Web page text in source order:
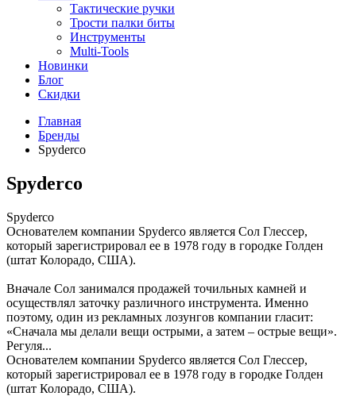
Тактические ручки
Трости палки биты
Инструменты
Multi-Tools
Новинки
Блог
Скидки
Главная
Бренды
Spyderco
Spyderco
Spyderco
Основателем компании Spyderco является Сол Глессер,
который зарегистрировал ее в 1978 году в городке Голден
(штат Колорадо, США).
Вначале Сол занимался продажей точильных камней и
осуществлял заточку различного инструмента. Именно
поэтому, один из рекламных лозунгов компании гласит:
«Сначала мы делали вещи острыми, а затем – острые вещи».
Регуля...
Основателем компании Spyderco является Сол Глессер,
который зарегистрировал ее в 1978 году в городке Голден
(штат Колорадо, США).